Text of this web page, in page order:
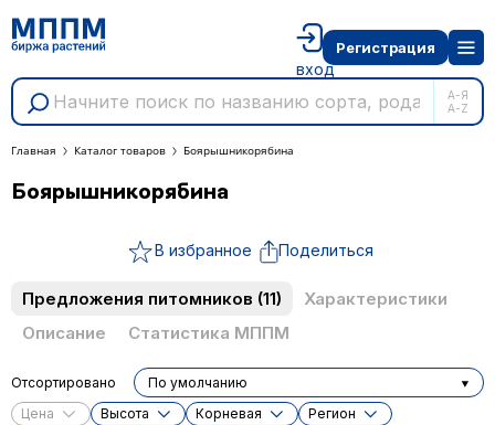
А-Я
A-Z
вход
Регистрация
Главная Каталог товаров Боярышникорябина
Боярышникорябина
В избранное Поделиться
Предложения питомников (11)
Характеристики
Описание
Статистика МППМ
Цена Высота Корневая
Регион
Отсортировано По умолчанию